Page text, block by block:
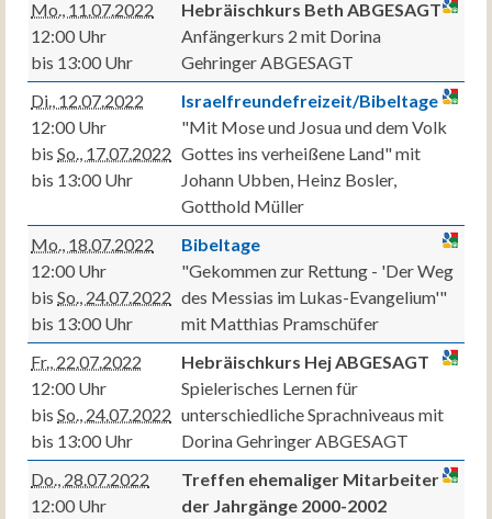
Mo., 11.07.2022
12:00 Uhr
bis 13:00 Uhr
Hebräischkurs Beth ABGESAGT
Anfängerkurs 2 mit Dorina
Gehringer ABGESAGT
Di., 12.07.2022
12:00 Uhr
bis So., 17.07.2022
bis 13:00 Uhr
Israelfreundefreizeit/Bibeltage
"Mit Mose und Josua und dem Volk
Gottes ins verheißene Land" mit
Johann Ubben, Heinz Bosler,
Gotthold Müller
Mo., 18.07.2022
12:00 Uhr
bis So., 24.07.2022
bis 13:00 Uhr
Bibeltage
"Gekommen zur Rettung - 'Der Weg
des Messias im Lukas-Evangelium'"
mit Matthias Pramschüfer
Fr., 22.07.2022
12:00 Uhr
bis So., 24.07.2022
bis 13:00 Uhr
Hebräischkurs Hej ABGESAGT
Spielerisches Lernen für
unterschiedliche Sprachniveaus mit
Dorina Gehringer ABGESAGT
Do., 28.07.2022
12:00 Uhr
Treffen ehemaliger Mitarbeiter
der Jahrgänge 2000-2002